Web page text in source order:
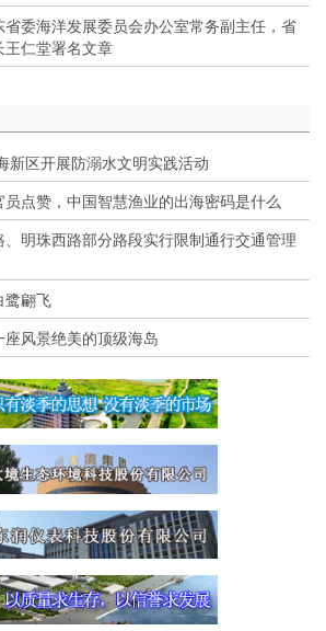
省委海洋发展委员会办公室常务副主任，省
仁堂署名文章
新区开展防溺水文明实践活动
点赞，中国智慧渔业的出海密码是什么
明珠西路部分路段实行限制通行交通管理
鹭翩飞
风景绝美的顶级海岛